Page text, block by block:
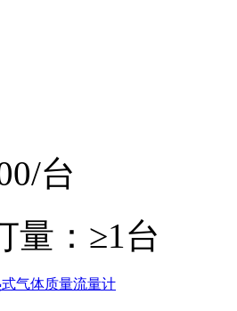
/台
量： ≥1台
气体质量流量计